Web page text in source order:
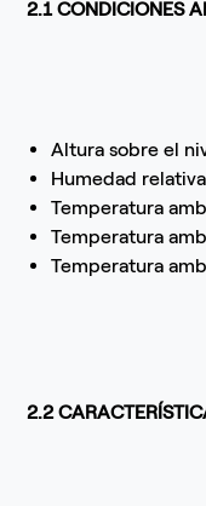
2.1 CONDICIONES
Altura sobre el
Humedad
Temperatura
Temperatura
Temperatura
2.2